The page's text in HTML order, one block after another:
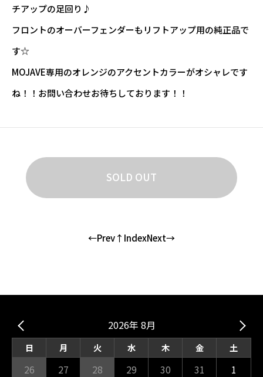
チアップの足回り♪
フロントのオーバーフェンダーもリフトアップ用の純正品で
す☆
MOJAVE専用のオレンジのアクセントカラーがオシャレです
ね！！お問い合わせお待ちしております！！
SOLD OUT
←Prev↑IndexNext→
2026年 8月
日 月 火 水 木 金 土
26 27 28 29 30 31
1